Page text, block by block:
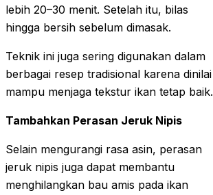
lebih 20–30 menit. Setelah itu, bilas
hingga bersih sebelum dimasak.
Teknik ini juga sering digunakan dalam
berbagai resep tradisional karena dinilai
mampu menjaga tekstur ikan tetap baik.
Tambahkan Perasan Jeruk Nipis
Selain mengurangi rasa asin, perasan
jeruk nipis juga dapat membantu
menghilangkan bau amis pada ikan